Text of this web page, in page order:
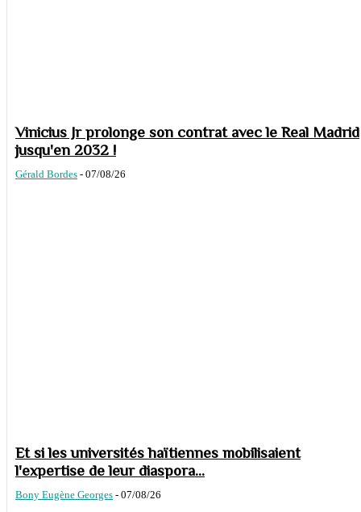
Vinicius Jr prolonge son contrat avec le Real Madrid
jusqu'en 2032 !
Gérald Bordes - 07/08/26
Et si les universités haïtiennes mobilisaient
l'expertise de leur diaspora...
Bony Eugène Georges - 07/08/26